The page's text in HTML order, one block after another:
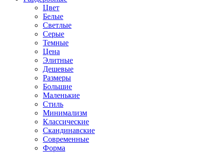
Цвет
Белые
Светлые
Серые
Темные
Цена
Элитные
Дешевые
Размеры
Большие
Маленькие
Стиль
Минимализм
Классические
Скандинавские
Современные
Форма